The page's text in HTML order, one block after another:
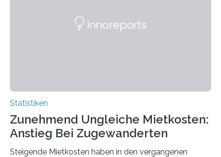
Statistiken
Zunehmend Ungleiche Mietkosten:
Anstieg Bei Zugewanderten
Steigende Mietkosten haben in den vergangenen